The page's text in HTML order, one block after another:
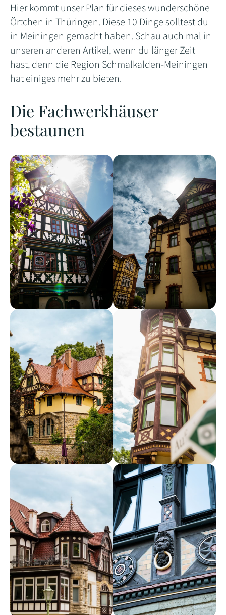
Hier kommt unser Plan für dieses wunderschöne
Örtchen in Thüringen. Diese 10 Dinge solltest du
in Meiningen gemacht haben. Schau auch mal in
unseren anderen Artikel, wenn du länger Zeit
hast, denn die Region Schmalkalden-Meiningen
hat einiges mehr zu bieten.
Die Fachwerkhäuser
bestaunen